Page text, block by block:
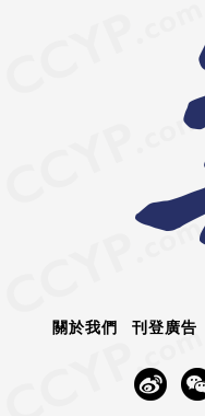
關於我們 刊登廣告